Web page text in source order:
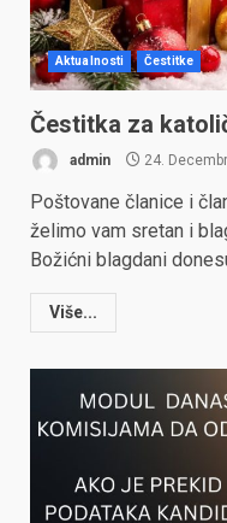
Aktualnosti Čestitke
Čestitka za
admin 24.
Poštovane članice i
želimo vam sretan i
Božićni blagdani
Više...